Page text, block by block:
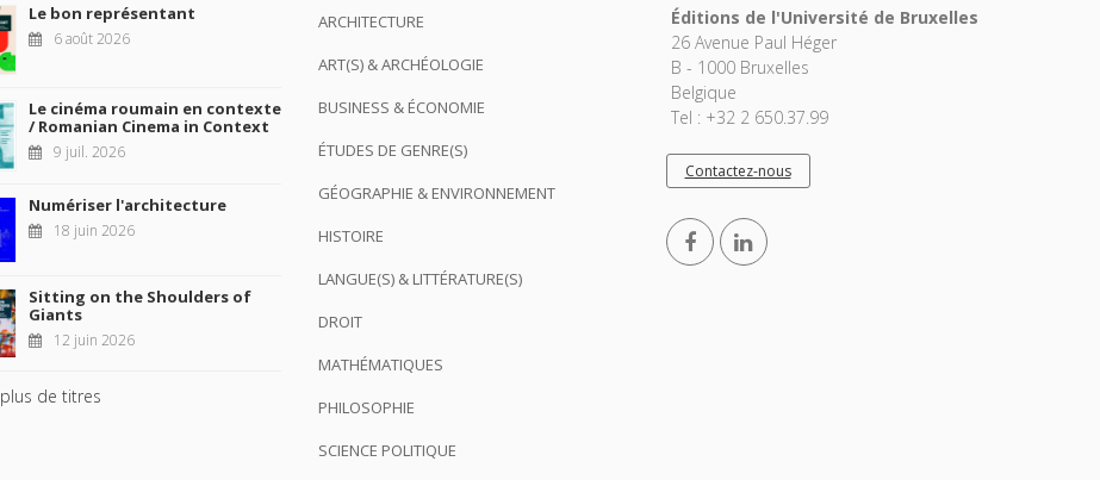
Le bon représentant
6 août 2026
Le cinéma roumain en contexte
/ Romanian Cinema in Context
9 juil. 2026
Numériser l'architecture
18 juin 2026
Sitting on the Shoulders of
Giants
12 juin 2026
plus de titres
ARCHITECTURE
ART(S) & ARCHÉOLOGIE
BUSINESS & ÉCONOMIE
ÉTUDES DE GENRE(S)
GÉOGRAPHIE & ENVIRONNEMENT
HISTOIRE
LANGUE(S) & LITTÉRATURE(S)
DROIT
MATHÉMATIQUES
PHILOSOPHIE
SCIENCE POLITIQUE
Éditions de l'Université de Bruxelles
26 Avenue Paul Héger
B - 1000 Bruxelles
Belgique
Tel : +32 2 650.37.99
Contactez-nous